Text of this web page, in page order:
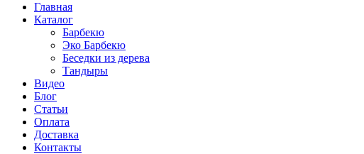
Главная
Каталог
Барбекю
Эко Барбекю
Беседки из дерева
Тандыры
Видео
Блог
Статьи
Оплата
Доставка
Контакты